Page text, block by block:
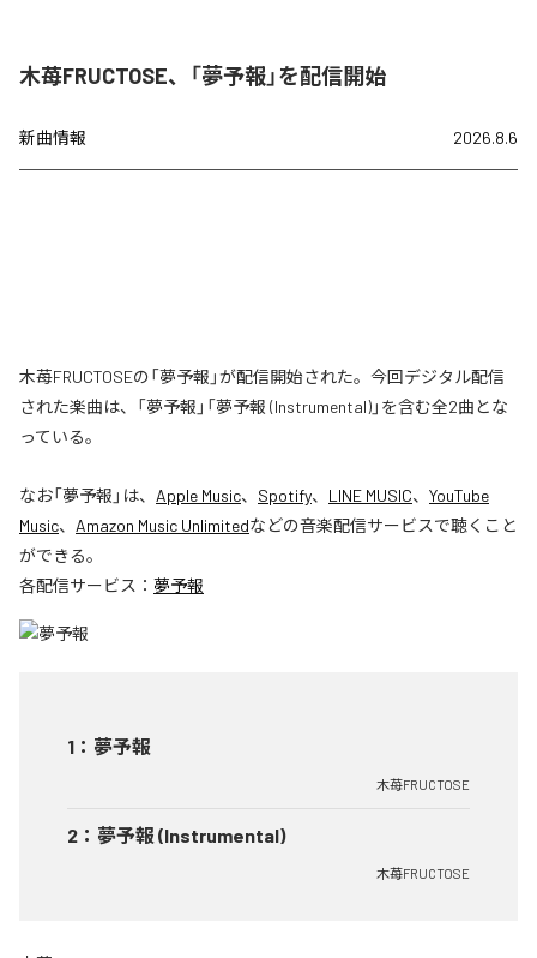
木苺FRUCTOSE、「夢予報」を配信開始
新曲情報 2026.8.6
木苺FRUCTOSEの「夢予報」が配信開始された。今回デジタル配信
された楽曲は、「夢予報」「夢予報 (Instrumental)」を含む全2曲とな
っている。
なお「夢予報 」は、 Apple Music、 Spotify、 LINE MUSIC、 YouTube
Music、 Amazon Music Unlimitedなどの音楽配信サービスで聴くこと
ができる。
各配信サービス： 夢予報
1 ： 夢予報
木苺FRUCTOSE
2 ： 夢予報 (Instrumental)
木苺FRUCTOSE